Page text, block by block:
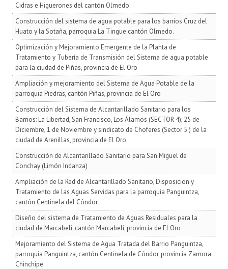
Cidras e Higuerones del cantón Olmedo.
Construcción del sistema de agua potable para los barrios Cruz del
Huato y la Sotaña, parroquia La Tingue cantón Olmedo.
Optimización y Mejoramiento Emergente de la Planta de
Tratamiento y Tubería de Transmisión del Sistema de agua potable
para la ciudad de Piñas, provincia de El Oro
Ampliación y mejoramiento del Sistema de Agua Potable de la
parroquia Piedras, cantón Piñas, provincia de El Oro
Construcción del Sistema de Alcantarillado Sanitario para los
Barrios: La Libertad, San Francisco, Los Álamos (SECTOR 4); 25 de
Diciembre, 1 de Noviembre y sindicato de Choferes (Sector 5 ) de la
ciudad de Arenillas, provincia de El Oro
Construcción de Alcantarillado Sanitario para San Miguel de
Conchay (Limón Indanza)
Ampliación de la Red de Alcantarillado Sanitario, Disposicion y
Tratamiento de las Aguas Servidas para la parroquia Panguintza,
cantón Centinela del Cóndor
Diseño del sistema de Tratamiento de Aguas Residuales para la
ciudad de Marcabelí, cantón Marcabelí, provincia de El Oro
Mejoramiento del Sistema de Agua Tratada del Barrio Panguintza,
parroquia Panguintza, cantón Centinela de Cóndor, provincia Zamora
Chinchipe